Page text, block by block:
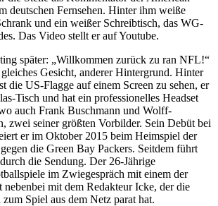
deutschen Fernsehen. Hinter ihm weiße
und ein weißer Schreibtisch, das WG-
Das Video stellt er auf Youtube.
später: „Willkommen zurück zu ran NFL!“
Gesicht, anderer Hintergrund. Hinter
die US-Flagge auf einem Screen zu sehen, er
Tisch und hat ein professionelles Headset
auch Frank Buschmann und Wolff-
zwei seiner größten Vorbilder. Sein Debüt bei
er im Oktober 2015 beim Heimspiel der
die Green Bay Packers. Seitdem führt
die Sendung. Der 26-Jährige
im Zwiegespräch mit einem der
nebenbei mit dem Redakteur Icke, der die
Spiel aus dem Netz parat hat.